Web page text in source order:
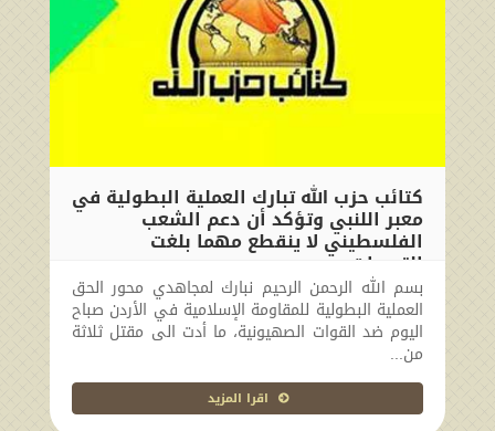
كتائب حزب الله تبارك العملية البطولية في
معبر اللنبي وتؤكد أن دعم الشعب
الفلسطيني لا ينقطع مهما بلغت
التحديات
2024-09-08 14:03:30
بسم الله الرحمن الرحيم نبارك لمجاهدي محور الحق
العملية البطولية للمقاومة الإسلامية في الأردن صباح
اليوم ضد القوات الصهيونية، ما أدت الى مقتل ثلاثة
من...
اقرا المزيد